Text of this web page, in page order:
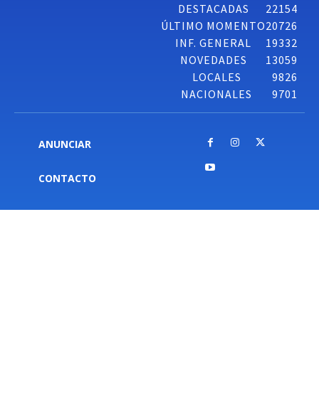
DESTACADAS
22154
ÚLTIMO MOMENTO20726
INF. GENERAL
19332
NOVEDADES
13059
LOCALES
9826
NACIONALES
9701
ANUNCIAR
CONTACTO